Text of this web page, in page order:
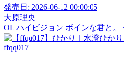
発売日: 2026-06-12 00:00:05
大原理央
OL ハイビジョン ボインな君と。
ffqq017